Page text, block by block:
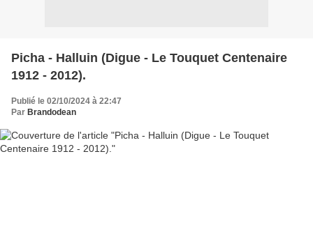
Picha - Halluin (Digue - Le Touquet Centenaire
1912 - 2012).
Publié le 02/10/2024 à 22:47
Par Brandodean